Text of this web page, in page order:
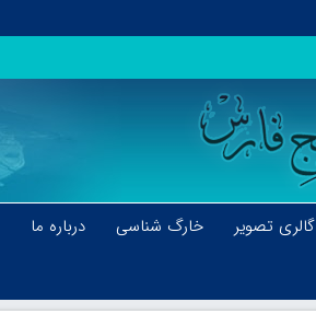
گالری تصویر خارگ شناسی درباره ما